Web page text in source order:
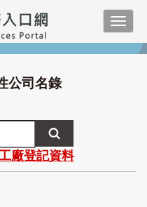
公司名錄
廠登記資料